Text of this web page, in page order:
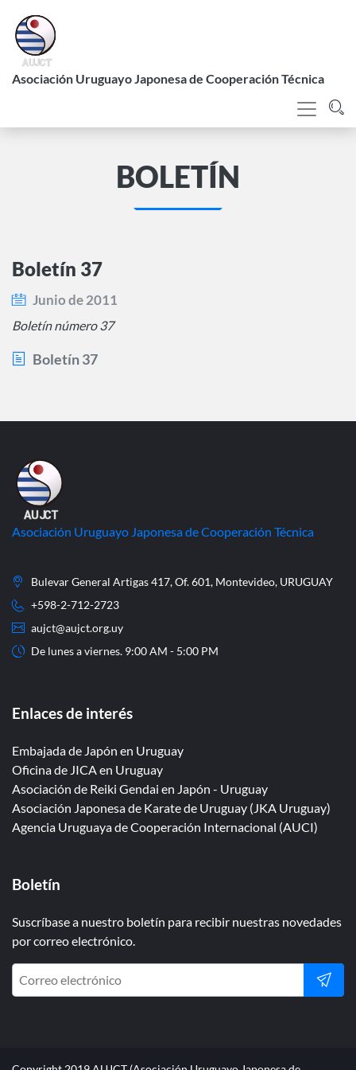
contenido
principal
Asociación Uruguayo Japonesa de Cooperación Técnica
BOLETÍN
Boletín 37
Junio de 2011
Boletín número 37
Boletín 37
Asociación Uruguayo Japonesa de Cooperación Técnica
Bulevar General Artigas 417, Of. 601, Montevideo, URUGUAY
+598-2-712-2723
aujct@aujct.org.uy
De lunes a viernes. 9:00 AM - 5:00 PM
Enlaces de interés
Embajada de Japón en Uruguay
Oficina de JICA en Uruguay
Asociación de Reiki Gendai en Japón - Uruguay
Asociación Japonesa de Karate de Uruguay (JKA Uruguay)
Agencia Uruguaya de Cooperación Internacional (AUCI)
Boletín
Suscríbase a nuestro boletín para recibir nuestras novedades
por correo electrónico.